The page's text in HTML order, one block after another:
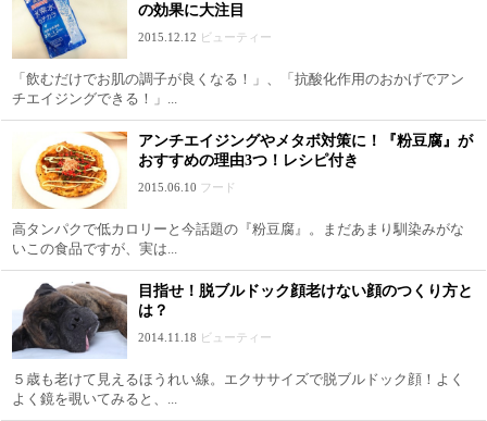
の効果に大注目
2015.12.12 ビューティー
「飲むだけでお肌の調子が良くなる！」、「抗酸化作用のおかげでアン
チエイジングできる！」...
アンチエイジングやメタボ対策に！『粉豆腐』が
おすすめの理由3つ！レシピ付き
2015.06.10 フード
高タンパクで低カロリーと今話題の『粉豆腐』。まだあまり馴染みがな
いこの食品ですが、実は...
目指せ！脱ブルドック顔老けない顔のつくり方と
は？
2014.11.18 ビューティー
５歳も老けて見えるほうれい線。エクササイズで脱ブルドック顔！よく
よく鏡を覗いてみると、...